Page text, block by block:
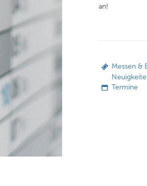
an!
Messen &
Termine